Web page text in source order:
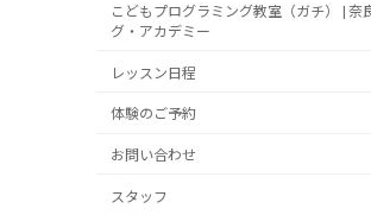
こどもプログラミング教室（ガチ） | 奈
グ・アカデミー
レッスン日程
体験のご予約
お問い合わせ
スタッフ